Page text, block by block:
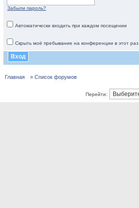
Забыли пароль?
Автоматически входить при каждом посещении
Скрыть моё пребывание на конференции в этот раз
Главная » Список форумов
Перейти: